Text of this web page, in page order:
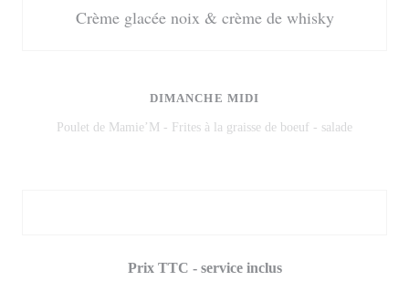
Crème glacée noix & crème de whisky
DIMANCHE MIDI
Poulet de Mamie’M - Frites à la graisse de boeuf - salade
Prix TTC - service inclus